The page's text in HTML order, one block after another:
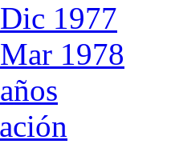
1977
1978